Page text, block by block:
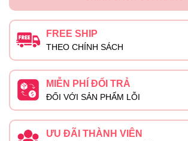
FREE SHIP
THEO CHÍNH SÁCH
MIỄN PHÍ ĐỔI TRẢ
ĐỐI VỚI SẢN PHẨM LỖI
ƯU ĐÃI THÀNH VIÊN